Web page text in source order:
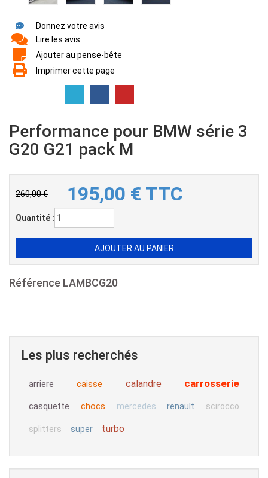
Donnez votre avis
Lire les avis
Ajouter au pense-bête
Imprimer cette page
Performance pour BMW série 3
G20 G21 pack M
260,00 € 195,00 € TTC
Quantité :
Référence LAMBCG20
Les plus recherchés
arriere caisse calandre carrosserie
casquette chocs mercedes renault scirocco
splitters super turbo